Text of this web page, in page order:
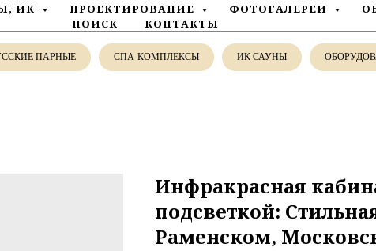
ИК ПРОЕКТИРОВАНИЕ ФОТОГАЛЕРЕИ
ПОИСК
КОНТАКТЫ
ПАРНЫЕ СПА-КОМПЛЕКСЫ ИК САУНЫ
Инфракрасная
подсветкой:
Раменском,